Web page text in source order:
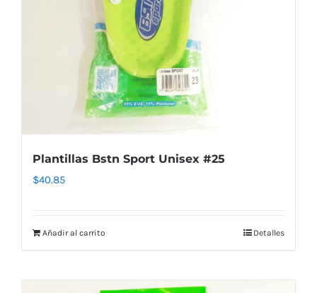
Plantillas Bstn Sport Unisex #25
$40.85
Añadir al carrito Detalles